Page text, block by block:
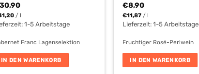
/ l
1-5 Arbeitstage
Franc Lagenselektion
IN DEN WARENKORB
€8,90
€11,87 / l
Lieferzeit:1-5 Arbeitstage
Fruchtiger Rosé-Perlwein
IN DEN WARENKORB